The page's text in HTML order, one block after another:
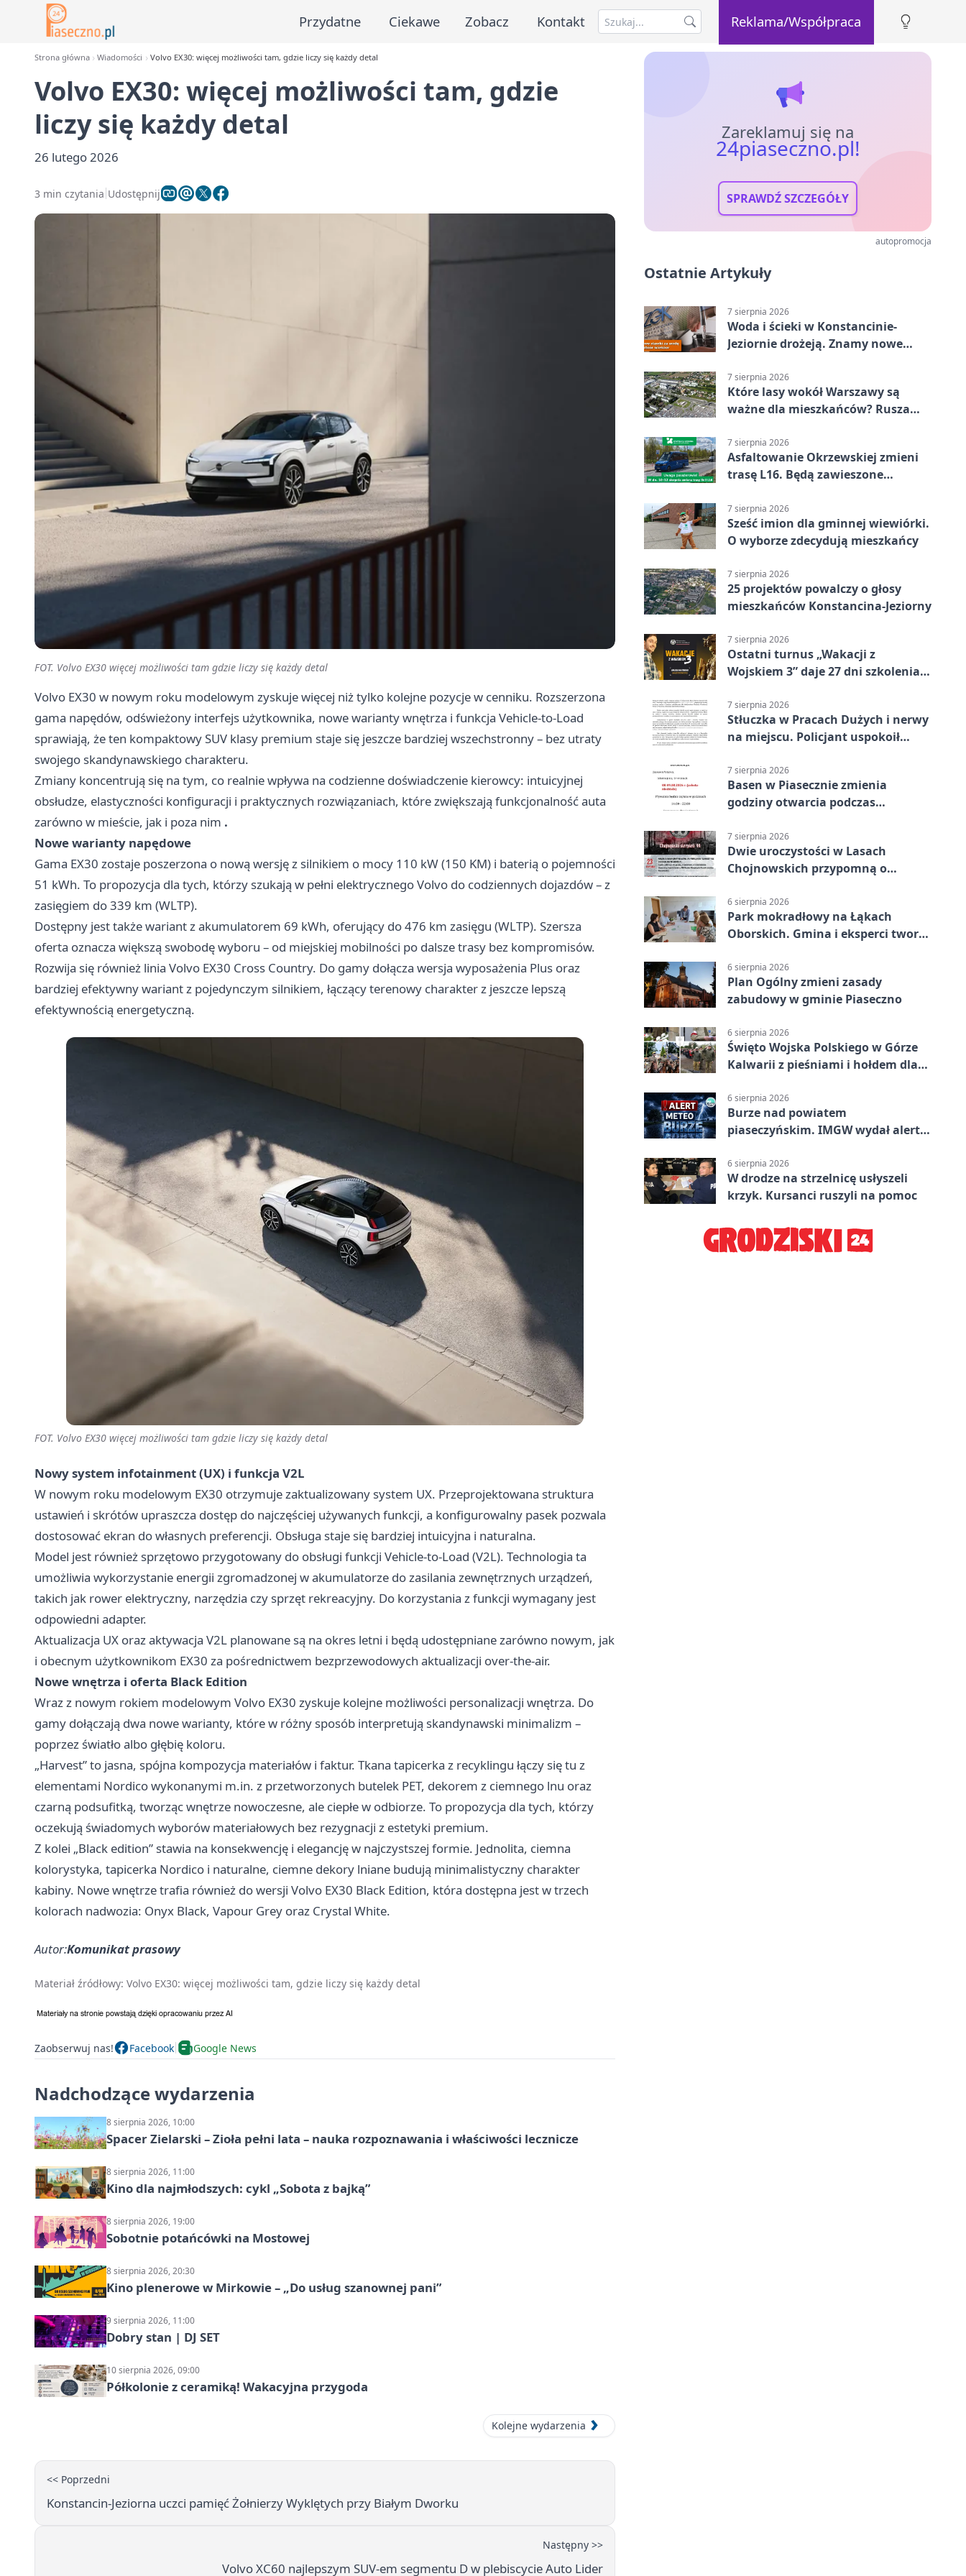
Przydatne Ciekawe Zobacz Kontakt Reklama/Współpraca
Strona główna Wiadomości Volvo EX30: więcej możliwości tam, gdzie liczy się każdy detal
Volvo EX30: więcej możliwości tam, gdzie
liczy się każdy detal
26 lutego 2026
3 min czytania Udostępnij
FOT. Volvo EX30 więcej możliwości tam gdzie liczy się każdy detal
Volvo EX30 w nowym roku modelowym zyskuje więcej niż tylko kolejne pozycje w cenniku. Rozszerzona
gama napędów, odświeżony interfejs użytkownika, nowe warianty wnętrza i funkcja Vehicle-to-Load
sprawiają, że ten kompaktowy SUV klasy premium staje się jeszcze bardziej wszechstronny – bez utraty
swojego skandynawskiego charakteru.
Zmiany koncentrują się na tym, co realnie wpływa na codzienne doświadczenie kierowcy: intuicyjnej
obsłudze, elastyczności konfiguracji i praktycznych rozwiązaniach, które zwiększają funkcjonalność auta
zarówno w mieście, jak i poza nim .
Nowe warianty napędowe
Gama EX30 zostaje poszerzona o nową wersję z silnikiem o mocy 110 kW (150 KM) i baterią o pojemności
51 kWh. To propozycja dla tych, którzy szukają w pełni elektrycznego Volvo do codziennych dojazdów – z
zasięgiem do 339 km (WLTP).
Dostępny jest także wariant z akumulatorem 69 kWh, oferujący do 476 km zasięgu (WLTP). Szersza
oferta oznacza większą swobodę wyboru – od miejskiej mobilności po dalsze trasy bez kompromisów.
Rozwija się również linia Volvo EX30 Cross Country. Do gamy dołącza wersja wyposażenia Plus oraz
bardziej efektywny wariant z pojedynczym silnikiem, łączący terenowy charakter z jeszcze lepszą
efektywnością energetyczną.
FOT. Volvo EX30 więcej możliwości tam gdzie liczy się każdy detal
Nowy system infotainment (UX) i funkcja V2L
W nowym roku modelowym EX30 otrzymuje zaktualizowany system UX. Przeprojektowana struktura
ustawień i skrótów upraszcza dostęp do najczęściej używanych funkcji, a konfigurowalny pasek pozwala
dostosować ekran do własnych preferencji. Obsługa staje się bardziej intuicyjna i naturalna.
Model jest również sprzętowo przygotowany do obsługi funkcji Vehicle-to-Load (V2L). Technologia ta
umożliwia wykorzystanie energii zgromadzonej w akumulatorze do zasilania zewnętrznych urządzeń,
takich jak rower elektryczny, narzędzia czy sprzęt rekreacyjny. Do korzystania z funkcji wymagany jest
odpowiedni adapter.
Aktualizacja UX oraz aktywacja V2L planowane są na okres letni i będą udostępniane zarówno nowym, jak
i obecnym użytkownikom EX30 za pośrednictwem bezprzewodowych aktualizacji over-the-air.
Nowe wnętrza i oferta Black Edition
Wraz z nowym rokiem modelowym Volvo EX30 zyskuje kolejne możliwości personalizacji wnętrza. Do
gamy dołączają dwa nowe warianty, które w różny sposób interpretują skandynawski minimalizm –
poprzez światło albo głębię koloru.
„Harvest” to jasna, spójna kompozycja materiałów i faktur. Tkana tapicerka z recyklingu łączy się tu z
elementami Nordico wykonanymi m.in. z przetworzonych butelek PET, dekorem z ciemnego lnu oraz
czarną podsufitką, tworząc wnętrze nowoczesne, ale ciepłe w odbiorze. To propozycja dla tych, którzy
oczekują świadomych wyborów materiałowych bez rezygnacji z estetyki premium.
Z kolei „Black edition” stawia na konsekwencję i elegancję w najczystszej formie. Jednolita, ciemna
kolorystyka, tapicerka Nordico i naturalne, ciemne dekory lniane budują minimalistyczny charakter
kabiny. Nowe wnętrze trafia również do wersji Volvo EX30 Black Edition, która dostępna jest w trzech
kolorach nadwozia: Onyx Black, Vapour Grey oraz Crystal White.
Autor:Komunikat prasowy
Materiał źródłowy: Volvo EX30: więcej możliwości tam, gdzie liczy się każdy detal
Zaobserwuj nas! Facebook Google News
Nadchodzące wydarzenia
8 sierpnia 2026, 10:00
Spacer Zielarski – Zioła pełni lata – nauka rozpoznawania i właściwości lecznicze
8 sierpnia 2026, 11:00
Kino dla najmłodszych: cykl „Sobota z bajką”
8 sierpnia 2026, 19:00
Sobotnie potańcówki na Mostowej
8 sierpnia 2026, 20:30
Kino plenerowe w Mirkowie – „Do usług szanownej pani”
9 sierpnia 2026, 11:00
Dobry stan | DJ SET
10 sierpnia 2026, 09:00
Półkolonie z ceramiką! Wakacyjna przygoda
Kolejne wydarzenia
<< Poprzedni
Konstancin-Jeziorna uczci pamięć Żołnierzy Wyklętych przy Białym Dworku
Następny >>
Volvo XC60 najlepszym SUV-em segmentu D w plebiscycie Auto Lider
Zareklamuj się na
24piaseczno.pl!
SPRAWDŹ SZCZEGÓŁY
autopromocja
Ostatnie Artykuły
7 sierpnia 2026
Woda i ścieki w Konstancinie-
Jeziornie drożeją. Znamy nowe
7 sierpnia 2026
Które lasy wokół Warszawy są
ważne dla mieszkańców? Rusza
7 sierpnia 2026
Asfaltowanie Okrzewskiej zmieni
trasę L16. Będą zawieszone
7 sierpnia 2026
Sześć imion dla gminnej wiewiórki.
O wyborze zdecydują mieszkańcy
7 sierpnia 2026
25 projektów powalczy o głosy
mieszkańców Konstancina-Jeziorny
7 sierpnia 2026
Ostatni turnus „Wakacji z
Wojskiem 3” daje 27 dni szkolenia i
7 sierpnia 2026
Stłuczka w Pracach Dużych i nerwy
na miejscu. Policjant uspokoił
7 sierpnia 2026
Basen w Piasecznie zmienia
godziny otwarcia podczas
7 sierpnia 2026
Dwie uroczystości w Lasach
Chojnowskich przypomną o
6 sierpnia 2026
Park mokradłowy na Łąkach
Oborskich. Gmina i eksperci tworzą
6 sierpnia 2026
Plan Ogólny zmieni zasady
zabudowy w gminie Piaseczno
6 sierpnia 2026
Święto Wojska Polskiego w Górze
Kalwarii z pieśniami i hołdem dla
6 sierpnia 2026
Burze nad powiatem
piaseczyńskim. IMGW wydał alert
6 sierpnia 2026
W drodze na strzelnicę usłyszeli
krzyk. Kursanci ruszyli na pomoc